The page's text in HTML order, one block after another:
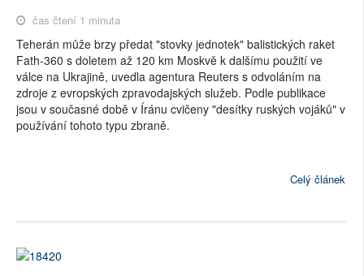
čas čtení 1 minuta
Teherán může brzy předat "stovky jednotek" balistických raket
Fath-360 s doletem až 120 km Moskvě k dalšímu použití ve
válce na Ukrajině, uvedla agentura Reuters s odvoláním na
zdroje z evropských zpravodajských služeb. Podle publikace
jsou v současné době v Íránu cvičeny "desítky ruských vojáků" v
používání tohoto typu zbraně.
Celý článek